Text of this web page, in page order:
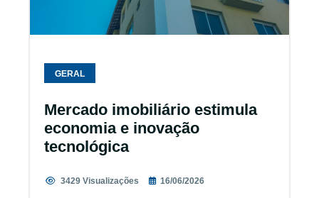
GERAL
Mercado imobiliário estimula
economia e inovação
tecnológica
3429 Visualizações 16/06/2026